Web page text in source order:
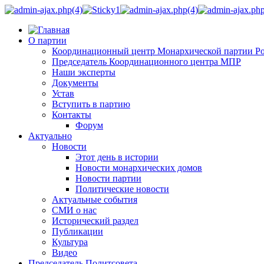
О партии
Координационный центр Монархической партии
Председатель Координационного центра МПР
Наши эксперты
Документы
Устав
Вступить в партию
Контакты
Форум
Актуально
Новости
Этот день в истории
Новости монархических домов
Новости партии
Политические новости
Актуальные события
СМИ о нас
Исторический раздел
Публикации
Культура
Видео